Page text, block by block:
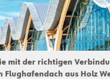
mit der richtigen
Flughafendach aus Holz